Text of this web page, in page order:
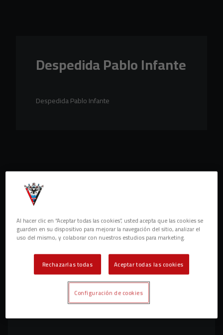
Despedida Pablo Infante
Despedida Pablo Infante
Al hacer clic en “Aceptar todas las cookies”, usted acepta que las cookies se
guarden en su dispositivo para mejorar la navegación del sitio, analizar el
uso del mismo, y colaborar con nuestros estudios para marketing.
Rechazarlas todas Aceptar todas las cookies
Configuración de cookies